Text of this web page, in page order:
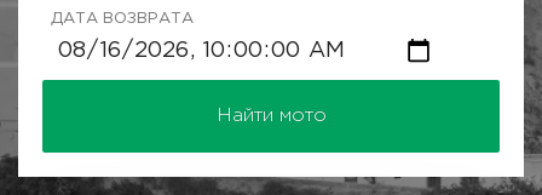
ДАТА ВОЗВРАТА
Найти мото